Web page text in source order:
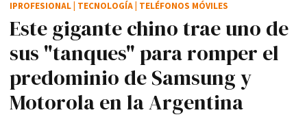
Este gigante chino trae uno de
sus "tanques" para romper el
predominio de Samsung y
Motorola en la Argentina
IPROFESIONAL TECNOLOGÍA TELÉFONOS MÓVILES